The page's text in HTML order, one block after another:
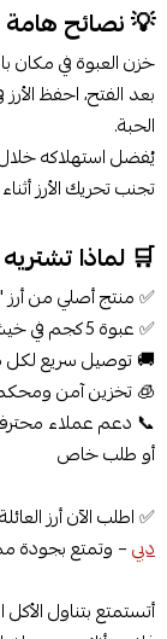
💡 نصائح
خزن العبوة في مكان
بعد الفتح، احفظ
الحبة.
يُفضل استهلاكه خلال
تجنب تحريك الأرز
🛒 لماذا
✅ منتج أصلي من أرز
✅ عبوة 5 كجم في خيش مقاوم تسمح بتخزين طويل مع توفير ممتاز
🚚 توصيل سريع لكل
🧊 تخزين آمن
📞 دعم عملاء محترف
أو طلب خاص
✅ اطلب الآن أرز
دبي– وتمتع بجودة
أتستمتع بتناول